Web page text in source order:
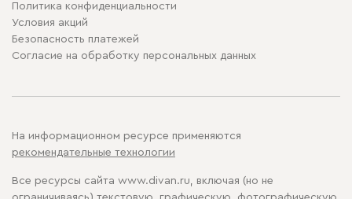
Политика конфиденциальности
Условия акций
Безопасность платежей
Cогласие на обработку персональных данных
На информационном ресурсе применяются
рекомендательные технологии
Все ресурсы сайта www.divan.ru, включая (но не